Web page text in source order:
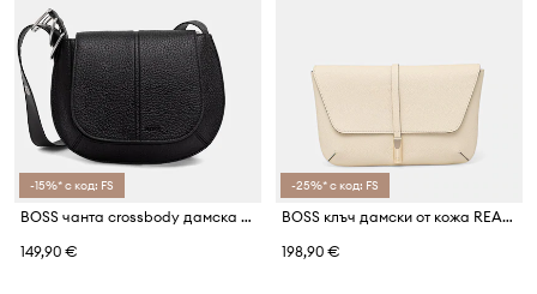
-15%* с код: FS
BOSS чанта crossbody дамска от имитация на кожа CLARICE SADDLE
149,90 €
-25%* с код: FS
BOSS клъч дамски от кожа REAH CLUTCH
198,90 €